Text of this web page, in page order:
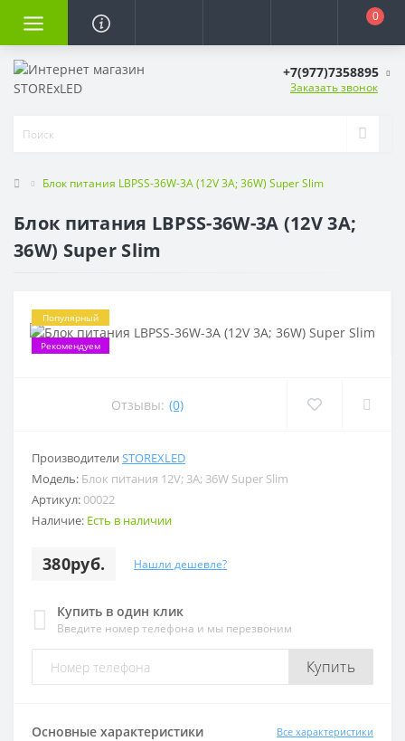
0
+7(977)7358895
Заказать звонок
Блок питания LBPSS-36W-3A (12V 3A; 36W) Super Slim
Блок питания LBPSS-36W-3A (12V 3A;
36W) Super Slim
Популярный
Рекомендуем
Отзывы: (0)
Производители STOREXLED
Модель: Блок питания 12V; 3A; 36W Super Slim
Артикул:00022
Наличие: Есть в наличии
380руб. Нашли дешевле?
Купить в один клик
Введите номер телефона и мы перезвоним
Купить
Основные характеристики Все характеристики